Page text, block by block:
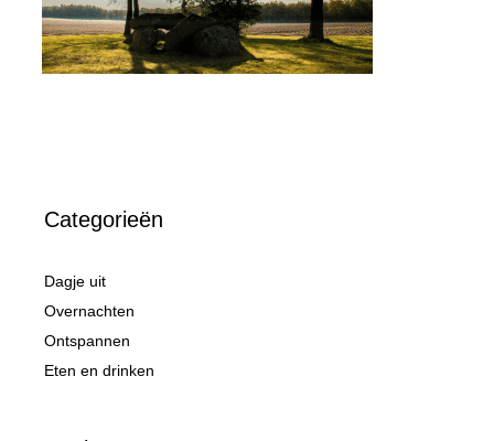
Categorieën
Dagje uit
Overnachten
Ontspannen
Eten en drinken